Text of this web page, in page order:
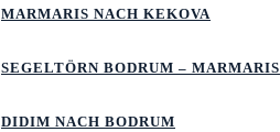
MARMARIS NACH KEKOVA
SEGELTÖRN BODRUM – MARMARIS
DIDIM NACH BODRUM